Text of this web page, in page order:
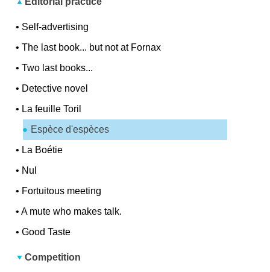
• Self-advertising
•The last book... but not at Fornax
•Two last books...
• Detective novel
• La feuille Toril
Espèce d'espèces
• La Boétie
• Nul
• Fortuitous meeting
•A mute who makes talk.
•Good Taste
Competition